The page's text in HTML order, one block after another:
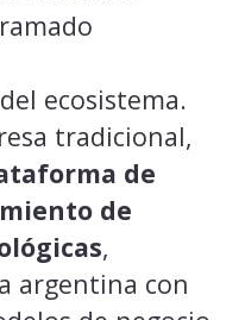
ecosistema.
tradicional,
de
de
,
argentina con